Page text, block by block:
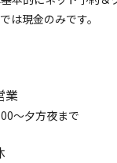
は現金のみです。
業
〜夕方夜まで